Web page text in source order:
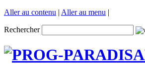
Aller au contenu | Aller au menu |
Rechercher